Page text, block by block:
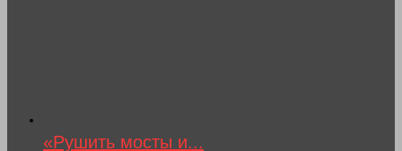
«Рушить мосты и...